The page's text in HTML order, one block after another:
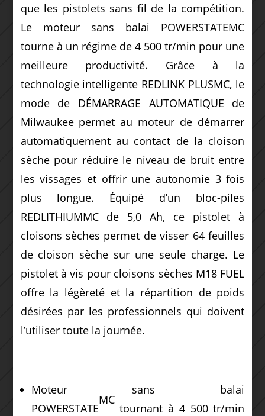
que les pistolets sans fil de la compétition.
Le moteur sans balai POWERSTATEMC
tourne à un régime de 4 500 tr/min pour une
meilleure productivité. Grâce à la
technologie intelligente REDLINK PLUSMC, le
mode de DÉMARRAGE AUTOMATIQUE de
Milwaukee permet au moteur de démarrer
automatiquement au contact de la cloison
sèche pour réduire le niveau de bruit entre
les vissages et offrir une autonomie 3 fois
plus longue. Équipé d’un bloc-piles
REDLITHIUMMC de 5,0 Ah, ce pistolet à
cloisons sèches permet de visser 64 feuilles
de cloison sèche sur une seule charge. Le
pistolet à vis pour cloisons sèches M18 FUEL
offre la légèreté et la répartition de poids
désirées par les professionnels qui doivent
l’utiliser toute la journée.
Moteur sans balai
POWERSTATE
MC
tournant à 4 500 tr/min